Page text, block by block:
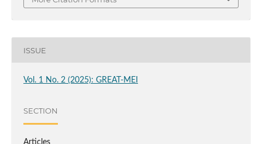
ISSUE
Vol. 1 No. 2 (2025): GREAT-MEI
SECTION